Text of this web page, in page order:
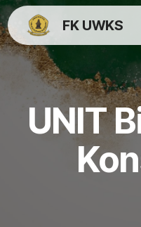
FK UWKS
UNIT